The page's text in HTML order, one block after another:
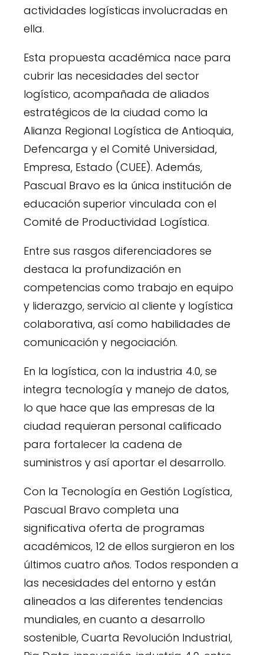
actividades logísticas involucradas en
ella.
Esta propuesta académica nace para
cubrir las necesidades del sector
logístico, acompañada de aliados
estratégicos de la ciudad como la
Alianza Regional Logística de Antioquia,
Defencarga y el Comité Universidad,
Empresa, Estado (CUEE). Además,
Pascual Bravo es la única institución de
educación superior vinculada con el
Comité de Productividad Logística.
Entre sus rasgos diferenciadores se
destaca la profundización en
competencias como trabajo en equipo
y liderazgo, servicio al cliente y logística
colaborativa, así como habilidades de
comunicación y negociación.
En la logística, con la industria 4.0, se
integra tecnología y manejo de datos,
lo que hace que las empresas de la
ciudad requieran personal calificado
para fortalecer la cadena de
suministros y así aportar el desarrollo.
Con la Tecnología en Gestión Logística,
Pascual Bravo completa una
significativa oferta de programas
académicos, 12 de ellos surgieron en los
últimos cuatro años. Todos responden a
las necesidades del entorno y están
alineados a las diferentes tendencias
mundiales, en cuanto a desarrollo
sostenible, Cuarta Revolución Industrial,